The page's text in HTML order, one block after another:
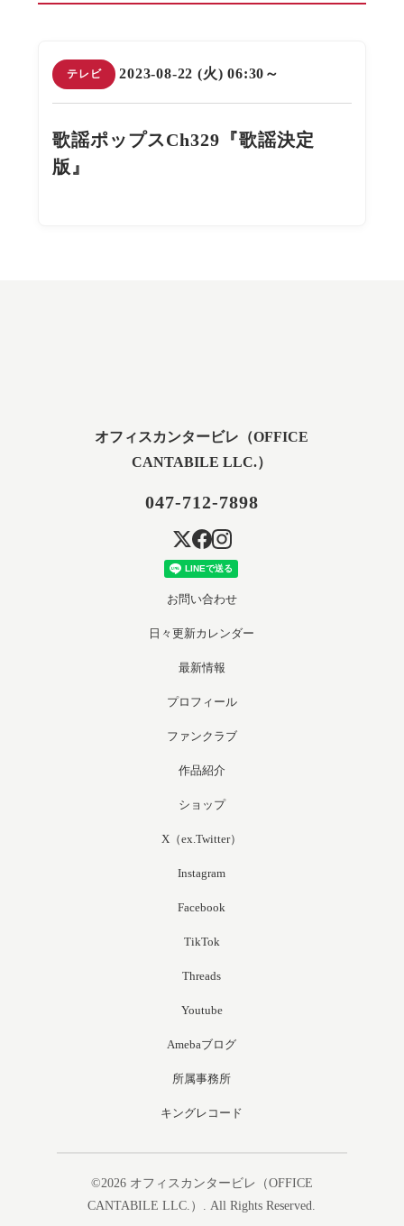
テレビ 2023-08-22 (火) 06:30～
歌謡ポップスCh329『歌謡決定
版』
オフィスカンタービレ（OFFICE
CANTABILE LLC.）
047-712-7898
お問い合わせ
日々更新カレンダー
最新情報
プロフィール
ファンクラブ
作品紹介
ショップ
X（ex.Twitter）
Instagram
Facebook
TikTok
Threads
Youtube
Amebaブログ
所属事務所
キングレコード
©2026 オフィスカンタービレ（OFFICE
CANTABILE LLC.）
. All Rights Reserved.